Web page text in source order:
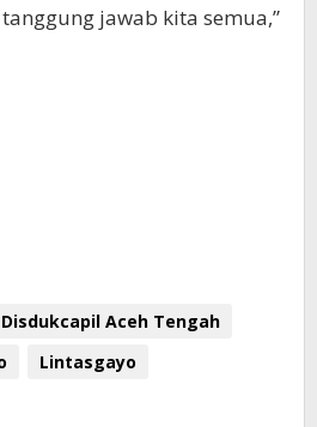
jawab kita semua,”
Disdukcapil Aceh Tengah
Lintasgayo